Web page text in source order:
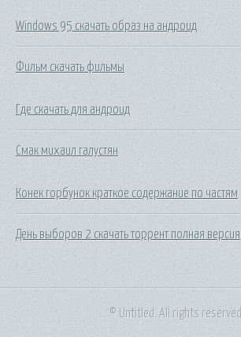
Windows 95 скачать образ на андроид
Фильм скачать фильмы
Где скачать для андроид
Смак михаил галустян
Конек горбунок краткое содержание по частям
День выборов 2 скачать торрент полная версия
© Untitled. All rights reserved.